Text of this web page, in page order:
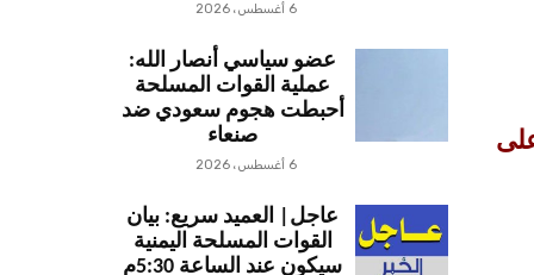
6 أغسطس، 2026
عضو سياسي أنصار الله:
عملية القوات المسلحة
أحبطت هجوم سعودي ضد
صنعاء
6 أغسطس، 2026
عاجل| العميد سريع: بيان
القوات المسلحة اليمنية
سيكون عند الساعة 5:30م